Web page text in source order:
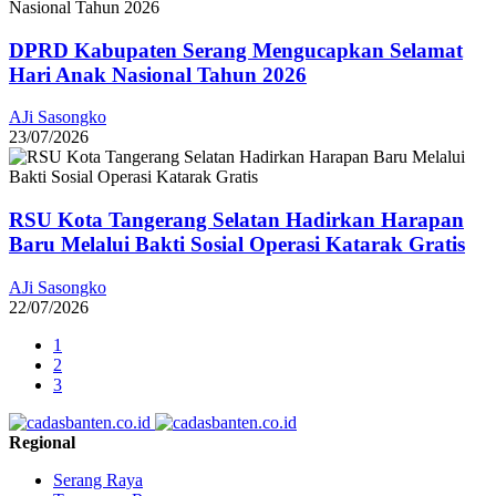
DPRD Kabupaten Serang Mengucapkan Selamat
Hari Anak Nasional Tahun 2026
AJi Sasongko
23/07/2026
RSU Kota Tangerang Selatan Hadirkan Harapan
Baru Melalui Bakti Sosial Operasi Katarak Gratis
AJi Sasongko
22/07/2026
1
2
3
Regional
Serang Raya